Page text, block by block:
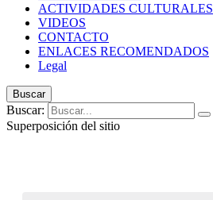
ACTIVIDADES CULTURALES
VIDEOS
CONTACTO
ENLACES RECOMENDADOS
Legal
Buscar
Buscar:
Superposición del sitio